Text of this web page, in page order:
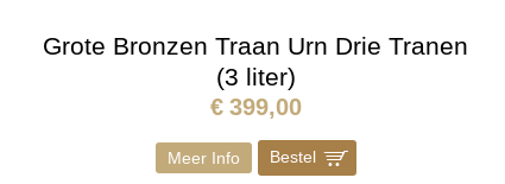
Grote Bronzen Traan Urn Drie Tranen
(3 liter)
€ 399,00
Meer Info Bestel ]